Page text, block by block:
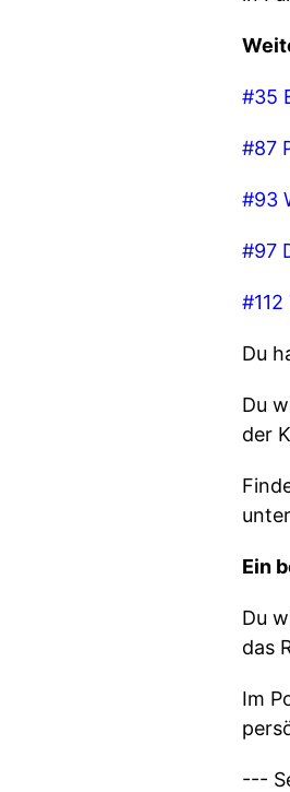
#35
#87
#93
#97
Du
Du
der
unter
Ein
Du
das
Im
---